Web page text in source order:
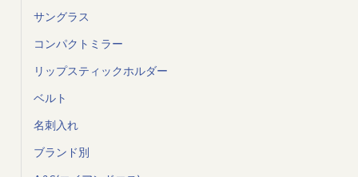
サングラス
コンパクトミラー
リップスティックホルダー
ベルト
名刺入れ
ブランド別